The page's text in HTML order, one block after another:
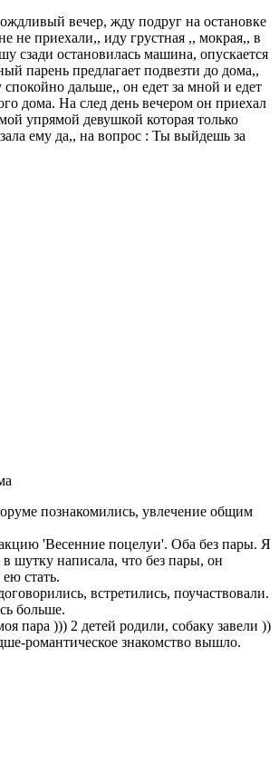
вечер, жду подруг на остановке
не приехали,, иду грустная ,, мокрая,, в
сзади остановилась машина, опускается
парень предлагает подвезти до дома,,
спокойно дальше,, он едет за мной и едет
дома. На след день вечером он приехал
упрямой девушкой которая только
ему да,, на вопрос : Ты выйдешь за
познакомились, увлечение общим
'Весенние поцелуи'. Оба без пары. Я
шутку написала, что без пары, он
стать.
встретились, поучаствовали.
больше.
пара ))) 2 детей родили, собаку завели ))
романтическое знакомство вышло.